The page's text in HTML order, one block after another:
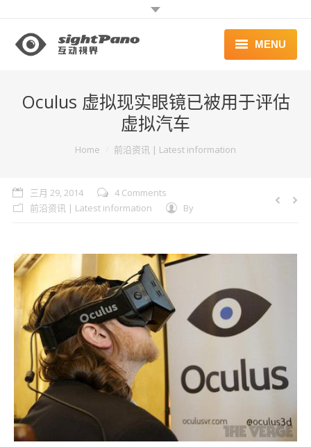
MENU
案例 | WORKS
联系 | CONTACT
Oculus 虚拟现实眼镜已被用于评估
虚拟汽车
Home 前沿资讯 | Latest information
三月 29, 2014
4 Comments
前沿资讯 | Latest information
By